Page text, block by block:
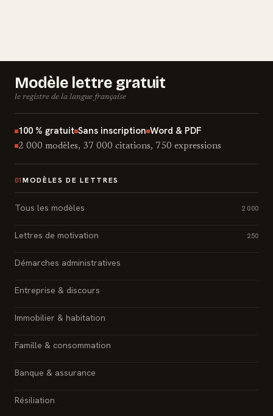
Modèle lettre gratuit
le registre de la langue française
100 % gratuit Sans inscription Word & PDF
2 000 modèles, 37 000 citations, 750 expressions
01 MODÈLES DE LETTRES
Tous les modèles 2 000
Lettres de motivation 250
Démarches administratives
Entreprise & discours
Immobilier & habitation
Famille & consommation
Banque & assurance
Résiliation